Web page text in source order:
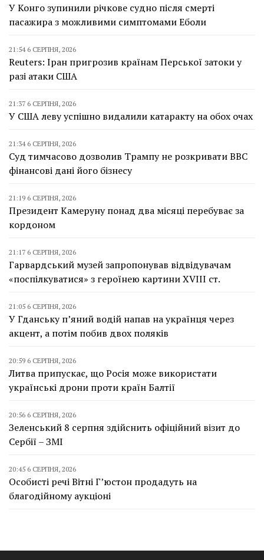
У Конго зупинили річкове судно після смерті
пасажира з можливими симптомами Еболи
21:54 6 СЕРПНЯ, 2026
Reuters: Іран пригрозив країнам Перської затоки у
разі атаки США
21:37 6 СЕРПНЯ, 2026
У США леву успішно видалили катаракту на обох очах
21:34 6 СЕРПНЯ, 2026
Суд тимчасово дозволив Трампу не розкривати BBC
фінансові дані його бізнесу
21:19 6 СЕРПНЯ, 2026
Президент Камеруну понад два місяці перебуває за
кордоном
21:17 6 СЕРПНЯ, 2026
Гарвардський музей запропонував відвідувачам
«поспілкуватися» з героїнею картини XVIII ст.
21:05 6 СЕРПНЯ, 2026
У Гданську п’яний водій напав на українця через
акцент, а потім побив двох поляків
20:59 6 СЕРПНЯ, 2026
Литва припускає, що Росія може використати
українські дрони проти країн Балтії
20:56 6 СЕРПНЯ, 2026
Зеленський 8 серпня здійснить офіційний візит до
Сербії – ЗМІ
20:45 6 СЕРПНЯ, 2026
Особисті речі Вітні Г’юстон продадуть на
благодійному аукціоні